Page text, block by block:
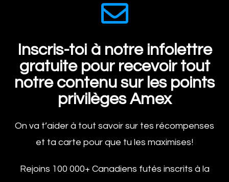
Inscris-toi à notre infolettre
gratuite pour recevoir tout
notre contenu sur les points
privilègesAmex
On va t’aider à tout savoir sur tes récompenses
et ta carte pour que tu les maximises!
Rejoins 100 000+ Canadiens futés inscrits à la